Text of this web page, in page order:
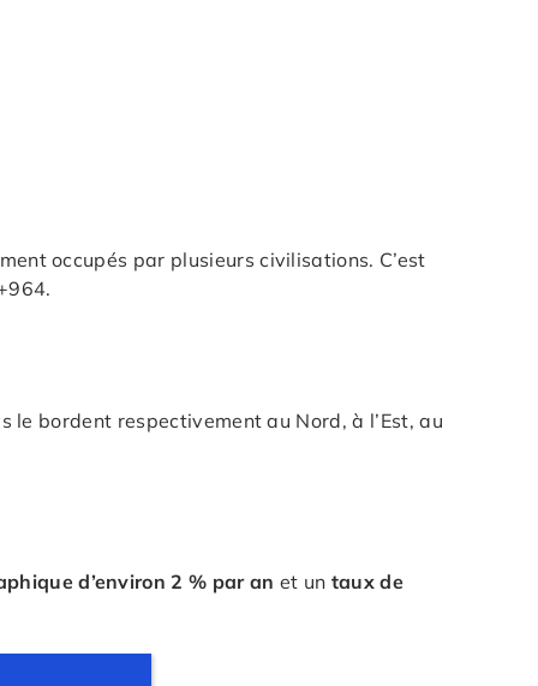
occupés par plusieurs civilisations. C’est
le bordent respectivement au Nord, à l’Est, au
d’environ 2 % par an et un taux de